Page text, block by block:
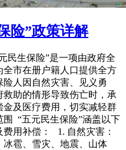
险”政策详解
民生保险”是一项由政府全
市在册户籍人口提供全方
人因自然灾害、见义勇
助的情形导致伤亡时，承
及医疗费用，切实减轻群
“五元民生保险”涵盖以下
用补偿： 1. 自然灾害：
雹、雪灾、地震、山体